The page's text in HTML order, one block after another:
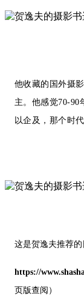
他收藏的国外摄
主。他感觉70-90
以企及，那个时
这是贺逸夫推荐的
https://
页版查阅）